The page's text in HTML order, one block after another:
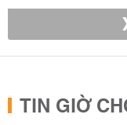
TIN GIỜ